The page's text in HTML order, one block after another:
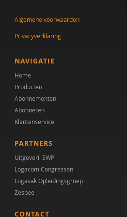
Andre Rietman
Franciska Scholte
Gilbert Smelt
Dorothe Smit
Niels Springveld
Ina van Berckelaer-Onnes
Marieke Werkman
Algemene voorwaarden
Privacyverklaring
NAVIGATIE
Home
Producten
Abonnementen
Abonneren
Klantenservice
PARTNERS
Uitgeverij SWP
Logacom Congressen
Logavak Opleidingsgroep
Zesbee
CONTACT